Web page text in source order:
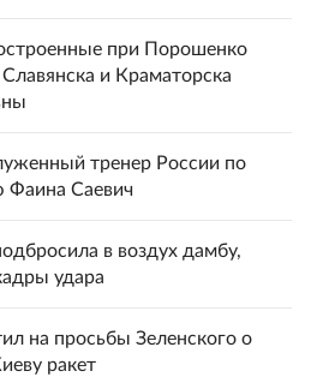
при Порошенко
и Краматорска
тренер России по
Фаина Саевич
в воздух дамбу,
удара
на просьбы Зеленского о
ракет